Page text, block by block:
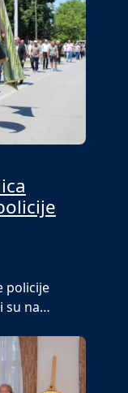
policije
su na…